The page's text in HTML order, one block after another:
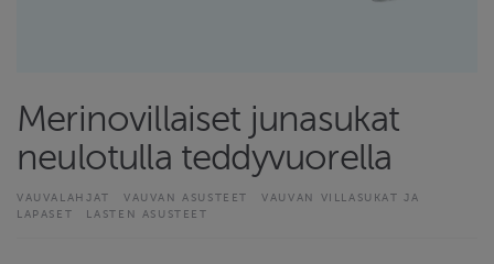
Merinovillaiset junasukat
neulotulla teddyvuorella
VAUVALAHJAT VAUVAN ASUSTEET
VAUVAN VILLASUKAT JA
LAPASET
LASTEN ASUSTEET